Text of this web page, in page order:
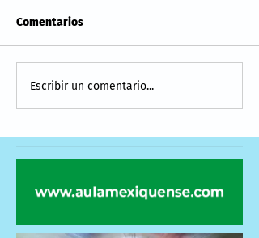
Comentarios
Escribir un comentario...